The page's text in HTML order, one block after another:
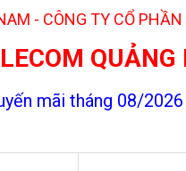
- CÔNG TY CỔ
mãi tháng 08/2026